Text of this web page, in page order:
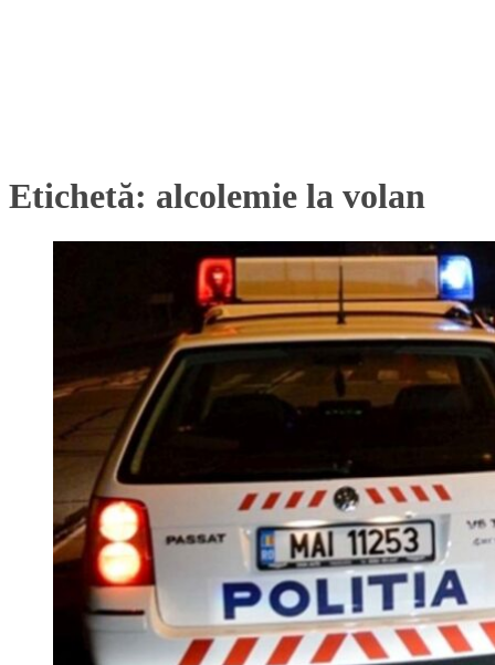
Etichetă: alcolemie la volan